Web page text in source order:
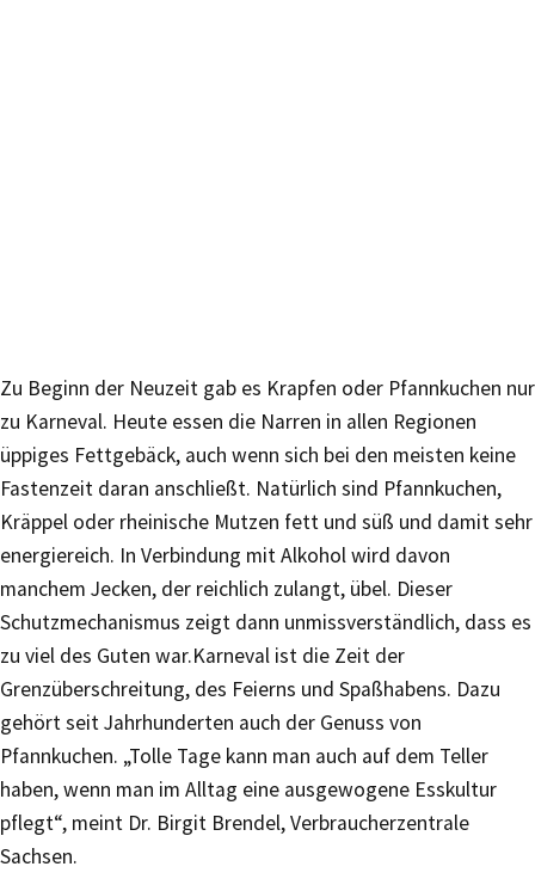
Zu Beginn der Neuzeit gab es Krapfen oder Pfannkuchen nur
zu Karneval. Heute essen die Narren in allen Regionen
üppiges Fettgebäck, auch wenn sich bei den meisten keine
Fastenzeit daran anschließt. Natürlich sind Pfannkuchen,
Kräppel oder rheinische Mutzen fett und süß und damit sehr
energiereich. In Verbindung mit Alkohol wird davon
manchem Jecken, der reichlich zulangt, übel. Dieser
Schutzmechanismus zeigt dann unmissverständlich, dass es
zu viel des Guten war.Karneval ist die Zeit der
Grenzüberschreitung, des Feierns und Spaßhabens. Dazu
gehört seit Jahrhunderten auch der Genuss von
Pfannkuchen. „Tolle Tage kann man auch auf dem Teller
haben, wenn man im Alltag eine ausgewogene Esskultur
pflegt“, meint Dr. Birgit Brendel, Verbraucherzentrale
Sachsen.